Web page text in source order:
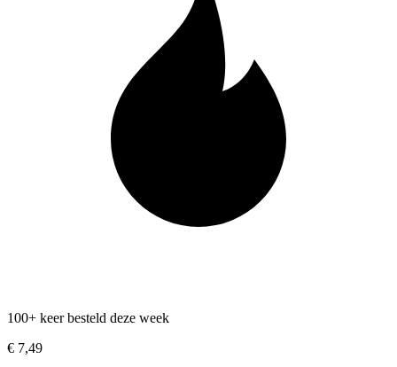
100+ keer besteld deze week
€ 7,49